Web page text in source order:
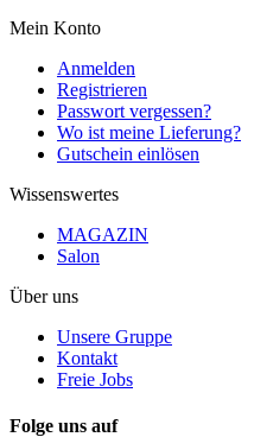
Mein Konto
Anmelden
Registrieren
Passwort vergessen?
Wo ist meine Lieferung?
Gutschein einlösen
Wissenswertes
MAGAZIN
Salon
Über uns
Unsere Gruppe
Kontakt
Freie Jobs
Folge uns auf